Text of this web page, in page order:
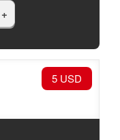
+
5 USD